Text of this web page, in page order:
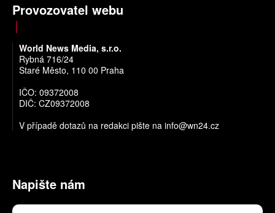
Provozovatel webu
World News Media, s.r.o.
Rybná 716/24
Staré Město, 110 00 Praha
IČO: 09372008
DIČ: CZ09372008
V případě dotazů na redakci pište na info@wn24.cz
Napište nám